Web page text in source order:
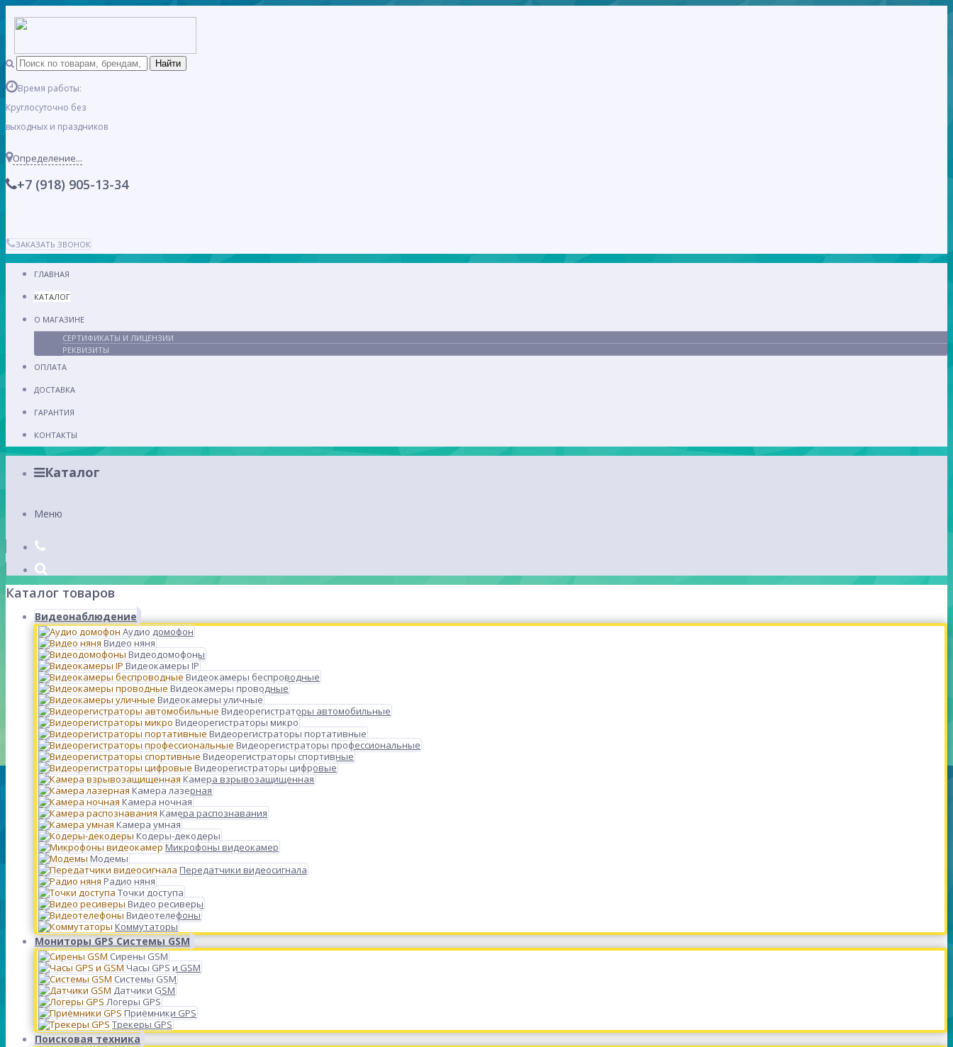
Время работы:
Круглосуточно без
выходных и праздников
Определение...
+7 (918) 905-13-34
ЗАКАЗАТЬ ЗВОНОК
ГЛАВНАЯ
КАТАЛОГ
О МАГАЗИНЕ
СЕРТИФИКАТЫ И ЛИЦЕНЗИИ
РЕКВИЗИТЫ
ОПЛАТА
ДОСТАВКА
ГАРАНТИЯ
КОНТАКТЫ
Каталог
Меню
Каталог товаров
Видеонаблюдение
Аудио домофон
Видео няня
Видеодомофоны
Видеокамеры IP
Видеокамеры беспроводные
Видеокамеры проводные
Видеокамеры уличные
Видеорегистраторы автомобильные
Видеорегистраторы микро
Видеорегистраторы портативные
Видеорегистраторы профессиональные
Видеорегистраторы спортивные
Видеорегистраторы цифровые
Камера взрывозащищенная
Камера лазерная
Камера ночная
Камера распознавания
Камера умная
Кодеры-декодеры
Микрофоны видеокамер
Модемы
Передатчики видеосигнала
Радио няня
Точки доступа
Видео ресиверы
Видеотелефоны
Коммутаторы
Мониторы GPS Системы GSM
Сирены GSM
Часы GPS и GSM
Системы GSM
Датчики GSM
Логеры GPS
Приёмники GPS
Трекеры GPS
Поисковая техника